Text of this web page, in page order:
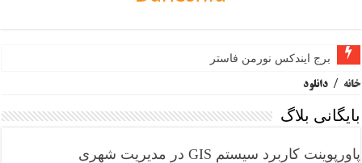
برج ایندکس نورمن فاستر
خانه / دانلود
بایگانی بلاگ
پاورپوینت کاربرد سیستم GIS در مدیریت شهری